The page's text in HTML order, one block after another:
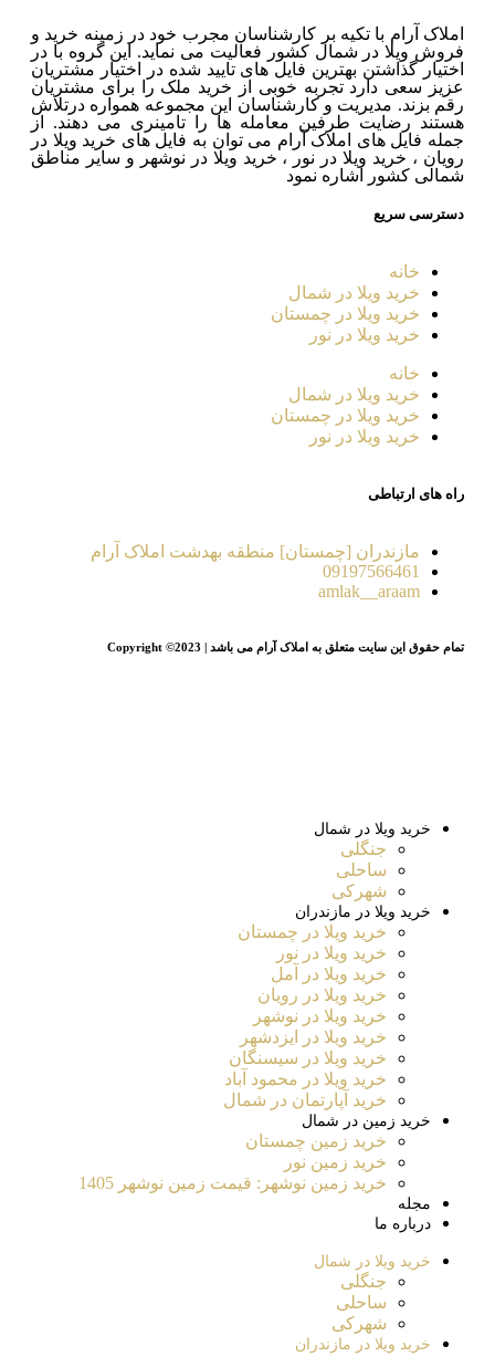
املاک آرام با تکیه بر کارشناسان مجرب خود در زمینه خرید و
فروش ویلا در شمال کشور فعالیت می نماید. این گروه با در
اختیار گذاشتن بهترین فایل های تایید شده در اختیار مشتریان
عزیز سعی دارد تجربه خوبی از خرید ملک را برای مشتریان
رقم بزند. مدیریت و کارشناسان این مجموعه همواره درتلاش
هستند رضایت طرفین معامله ها را تامینری می دهند. از
جمله فایل های املاک آرام می توان به فایل های خرید ویلا در
رویان ، خرید ویلا در نور ، خرید ویلا در نوشهر و سایر مناطق
شمالی کشور اشاره نمود
دسترسی سریع
خانه
خرید ویلا در شمال
خرید ویلا در چمستان
خرید ویلا در نور
خانه
خرید ویلا در شمال
خرید ویلا در چمستان
خرید ویلا در نور
راه های ارتباطی
مازندران [چمستان] منطقه بهدشت املاک آرام
09197566461
amlak__araam
تمام حقوق این سایت متعلق به املاک آرام می باشد | Copyright ©2023
خرید ویلا در شمال
جنگلی
ساحلی
شهرکی
خرید ویلا در مازندران
خرید ویلا در چمستان
خرید ویلا در نور
خرید ویلا در آمل
خرید ویلا در رویان
خرید ویلا در نوشهر
خرید ویلا در ایزدشهر
خرید ویلا در سیسنگان
خرید ویلا در محمود آباد
خرید آپارتمان در شمال
خرید زمین در شمال
خرید زمین چمستان
خرید زمین نور
خرید زمین نوشهر: قیمت زمین نوشهر 1405
مجله
درباره ما
خرید ویلا در شمال
جنگلی
ساحلی
شهرکی
خرید ویلا در مازندران